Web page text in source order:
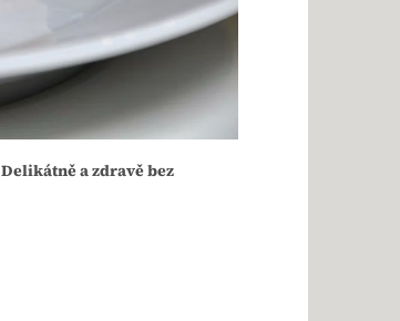
Delikátně a zdravě bez